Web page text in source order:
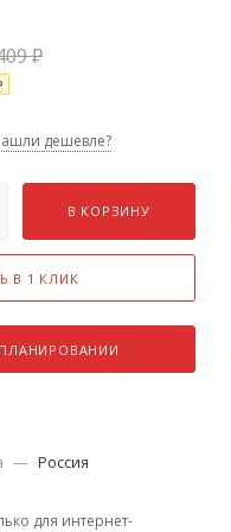
₽
дешевле?
В КОРЗИНУ
В 1 КЛИК
— Россия
для интернет-